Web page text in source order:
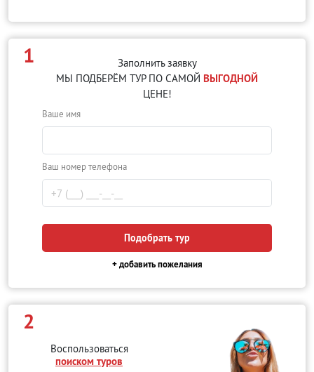
1
Заполнить заявку
МЫ ПОДБЕРЁМ ТУР ПО САМОЙ ВЫГОДНОЙ
ЦЕНЕ!
Ваше имя
Ваш номер телефона
Подобрать тур
+ добавить пожелания
2
Воспользоваться
поиском туров